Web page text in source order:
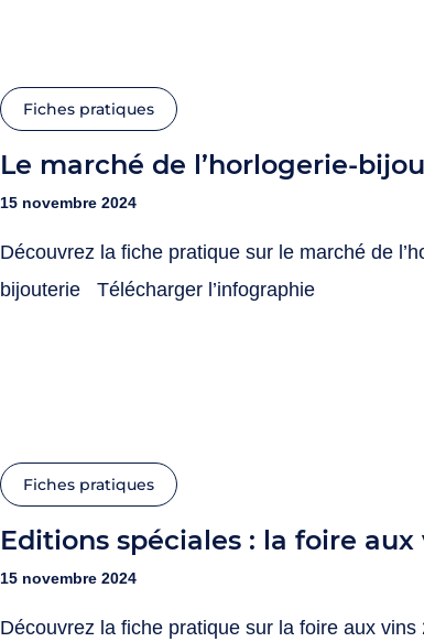
Fiches pratiques
Le marché de l’horlogerie-
15 novembre 2024
Découvrez la fiche pratique sur le marché de
bijouterie Télécharger l’infographie
Fiches pratiques
Editions spéciales : la foire
15 novembre 2024
Découvrez la fiche pratique sur la foire aux vins